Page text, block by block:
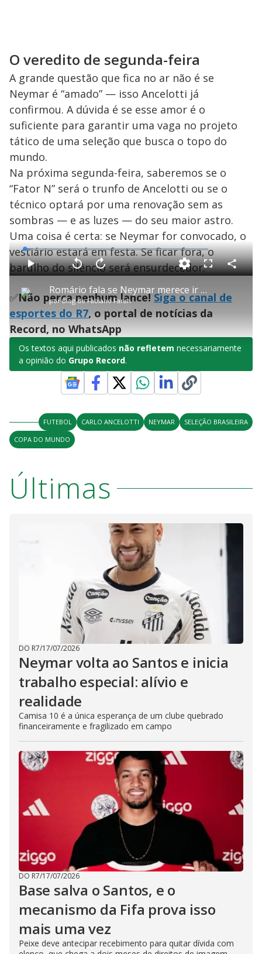
O veredito de segunda-feira
A grande questão que fica no ar não é se
Neymar é “amado” — isso Ancelotti já
confirmou. A dúvida é se esse amor é o
suficiente para garantir uma vaga no projeto
tático de uma seleção que busca o topo do
mundo.
Na próxima segunda-feira, saberemos se o
“Fator N” será o trunfo de Ancelotti ou se o
técnico optará por uma renovação sem as
sombras — e as luzes — do seu maior astro.
Uma coisa é certa: se Neymar for convocado, o
vestiário estará em festa. Se ficar fora, o
barulho do silêncio será ensurdecedor.
P
l
a
y
V
d
e
o
Romário fala se Neymar merece ir à Copa e detona 'moleques' no futebol
porBlog do Fabiano Farah
P V
t
a
r
1
0
s
e
g
u
d
s
A
a
n
ç
a
1
s
e
g
n
o
u
d
o
L
o
a
d
e
3
.
3
9
%
F
s
c
e
C
o
r
r
✅Não perca nenhum lance!Siga o canal de
esportes do R7, o portal de notícias da
Record, no WhatsApp
Os textos aqui publicados não refletem necessariamente
a opinião do Grupo Record.
FUTEBOL CARLO ANCELOTTI NEYMAR
SELEÇÃO BRASILEIRA
COPA DO MUNDO
Últimas
DO R7/17/07/2026
Neymar volta ao Santos e inicia
trabalho especial: alívio e
realidade
Camisa 10 é a única esperança de um clube quebrado
financeiramente e fragilizado em campo
DO R7/17/07/2026
Base salva o Santos, e o
mecanismo da Fifa prova isso
mais uma vez
Peixe deve antecipar recebimento para quitar dívida com